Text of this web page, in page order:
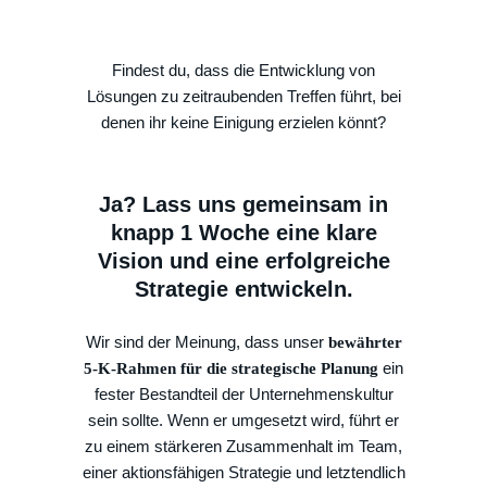
Findest du, dass die Entwicklung von
Lösungen zu zeitraubenden Treffen führt, bei
denen ihr keine Einigung erzielen könnt?
Ja? Lass uns gemeinsam in
knapp 1 Woche eine klare
Vision und eine erfolgreiche
Strategie entwickeln.
Wir sind der Meinung, dass unser bewährter
5-K-Rahmen für die strategische Planung ein
fester Bestandteil der Unternehmenskultur
sein sollte. Wenn er umgesetzt wird, führt er
zu einem stärkeren Zusammenhalt im Team,
einer aktionsfähigen Strategie und letztendlich